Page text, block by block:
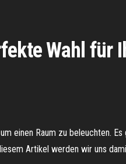
Wahl für
einen Raum zu beleuchten.
Artikel werden wir uns